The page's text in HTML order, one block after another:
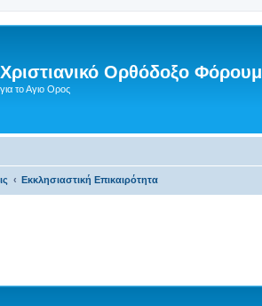
Ορθόδοξο Φόρουμ
το Αγιο Ορος
Εκκλησιαστική Επικαιρότητα